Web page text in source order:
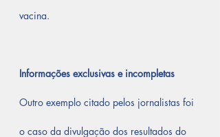
vacina.
Informações exclusivas e incompletas
Outro exemplo citado pelos jornalistas foi
o caso da divulgação dos resultados do